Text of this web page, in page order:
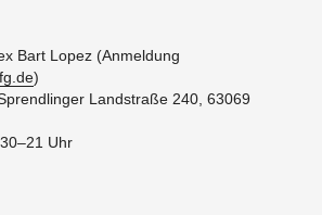
Bart Lopez (Anmeldung
)
Landstraße 240, 63069
Uhr